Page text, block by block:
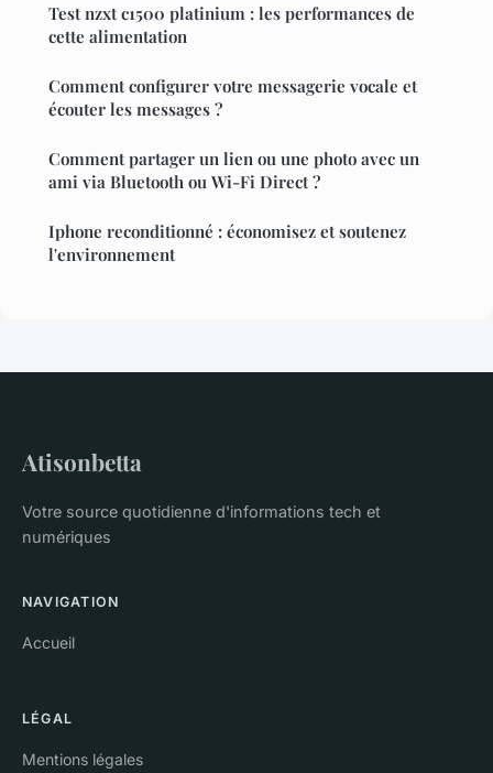
Test nzxt c1500 platinium : les performances de
cette alimentation
Comment configurer votre messagerie vocale et
écouter les messages ?
Comment partager un lien ou une photo avec un
ami via Bluetooth ou Wi-Fi Direct ?
Iphone reconditionné : économisez et soutenez
l'environnement
Atisonbetta
Votre source quotidienne d'informations tech et
numériques
NAVIGATION
Accueil
LÉGAL
Mentions légales